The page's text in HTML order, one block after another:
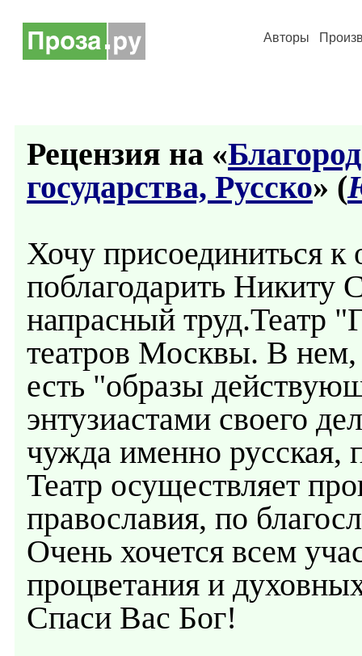
Авторы
Рецензия на «
государства, Русско» (
Хочу присоединиться к
поблагодарить Никиту
напрасный труд.Театр
театров Москвы. В нем,
есть "образы
энтузиастами своего
чужда именно русская,
Театр осуществляет
православия, по
Очень хочется всем
процветания и
Спаси Вас Бог!